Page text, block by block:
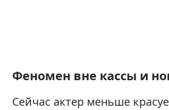
Феномен вне кассы и
Сейчас актер меньше